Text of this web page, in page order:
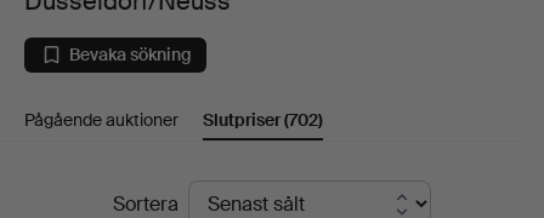
Stockholms
Auktionsverk
Bevaka sökning
Pågående auktioner Slutpriser(702)
SlutpriserSortera